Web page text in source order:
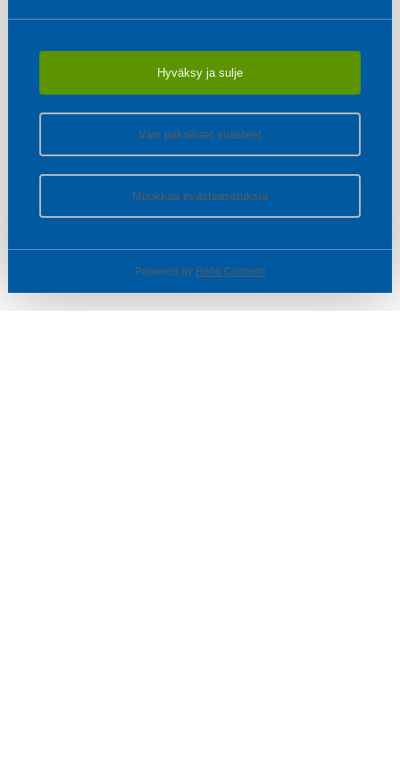
Hyväksy ja sulje
Vain pakolliset evästeet
Muokkaa evästeasetuksia
Powered by Rehti Consent